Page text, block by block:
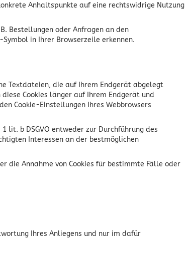
Anhaltspunkte auf eine rechtswidrige Nutzung
Bestellungen oder Anfragen an den
in Ihrer Browserzeile erkennen.
Textdateien, die auf Ihrem Endgerät abgelegt
Cookies länger auf Ihrem Endgerät und
Cookie-Einstellungen Ihres Webbrowsers
lit. b DSGVO entweder zur Durchführung des
Interessen an der bestmöglichen
die Annahme von Cookies für bestimmte Fälle oder
Ihres Anliegens und nur im dafür